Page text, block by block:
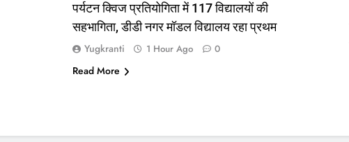
पर्यटन क्विज प्रतियोगिता में 117 विद्यालयों की
सहभागिता, डीडी नगर मॉडल विद्यालय रहा प्रथम
Yugkranti 1 Hour Ago 0
Read More